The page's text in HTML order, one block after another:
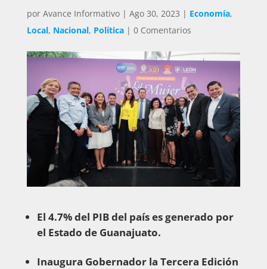
por Avance Informativo| Ago 30, 2023 | Economía,
Local, Nacional, Política| 0 Comentarios
El 4.7% del PIB del país es generado por
el Estado de Guanajuato.
Inaugura Gobernador la Tercera Edición